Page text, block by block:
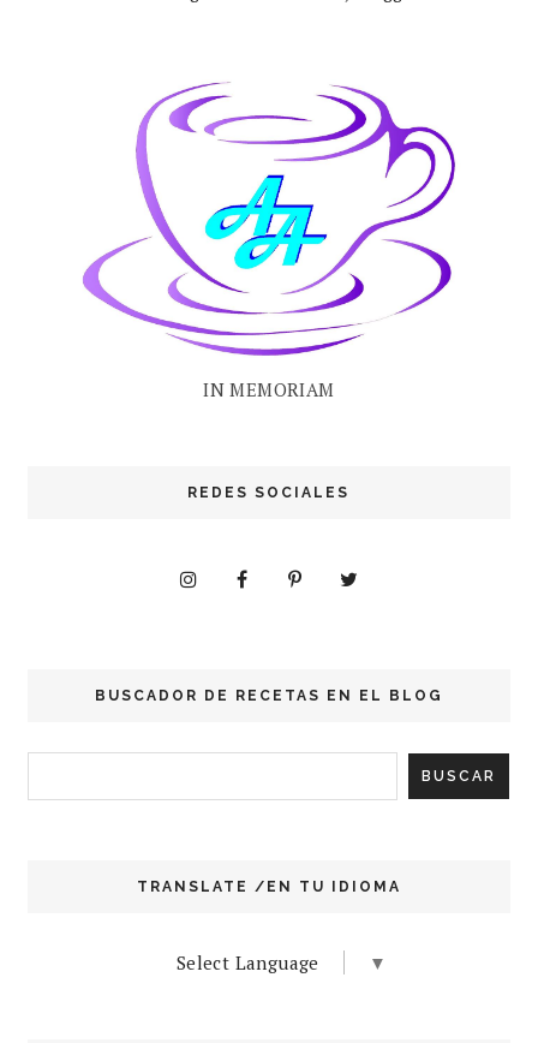
IN MEMORIAM
REDES SOCIALES
BUSCADOR DE RECETAS EN EL BLOG
TRANSLATE /EN TU IDIOMA
Select Language ▼